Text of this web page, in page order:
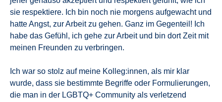
sie respektiere. Ich bin noch nie morgens aufgewacht und
hatte Angst, zur Arbeit zu gehen. Ganz im Gegenteil! Ich
habe das Gefühl, ich gehe zur Arbeit und bin dort Zeit mit
meinen Freunden zu verbringen.
Ich war so stolz auf meine Kolleg:innen, als mir klar
wurde, dass sie bestimmte Begriffe oder Formulierungen,
die man in der LGBTQ+ Community als verletzend